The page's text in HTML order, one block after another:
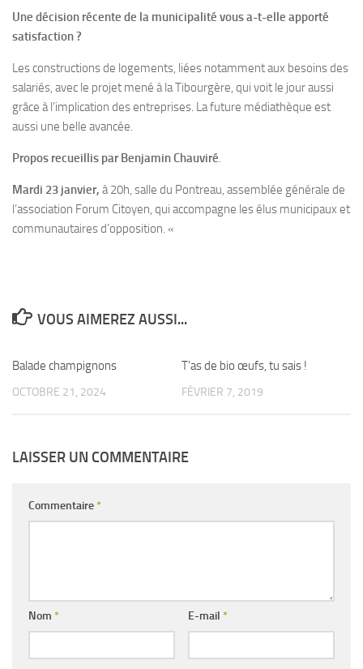
Une décision récente de la municipalité vous a-t-elle apporté
satisfaction ?
Les constructions de logements, liées notamment aux besoins des
salariés, avec le projet mené à la Tibourgère, qui voit le jour aussi
grâce à l’implication des entreprises. La future médiathèque est
aussi une belle avancée.
Propos recueillis par Benjamin Chauviré.
Mardi 23 janvier, à 20h, salle du Pontreau, assemblée générale de
l’association Forum Citoyen, qui accompagne les élus municipaux et
communautaires d’opposition. «
VOUS AIMEREZ AUSSI...
Balade champignons
OCTOBRE 21, 2024
T’as de bio œufs, tu sais !
FÉVRIER 7, 2019
LAISSER UN COMMENTAIRE
Commentaire*
Nom * E-mail *